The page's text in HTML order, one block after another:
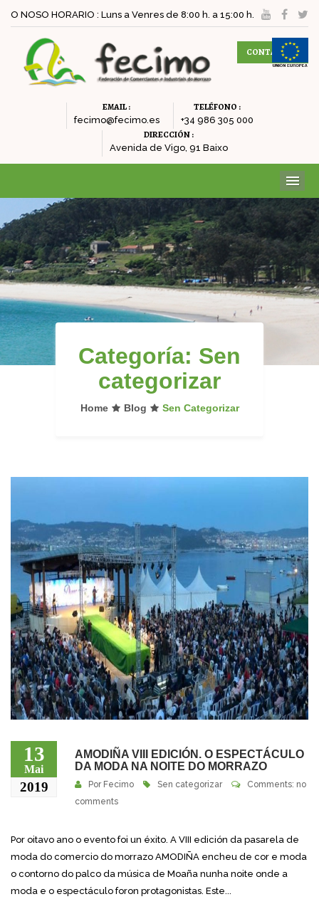
O NOSO HORARIO : Luns a Venres de 8:00 h. a 15:00 h.
CONTACTAR
EMAIL :
fecimo@fecimo.es
TELÉFONO :
+34 986 305 000
DIRECCIÓN :
Avenida de Vigo, 91 Baixo
Categoría: Sen
categorizar
Home Blog Sen Categorizar
13
Mai
2019
AMODIÑA VIII EDICIÓN. O ESPECTÁCULO
DA MODA NA NOITE DO MORRAZO
Por Fecimo Sen categorizar
Comments: no
comments
Por oitavo ano o evento foi un éxito. A VIII edición da pasarela de
moda do comercio do morrazo AMODIÑA encheu de cor e moda
o contorno do palco da música de Moaña nunha noite onde a
moda e o espectáculo foron protagonistas. Este...